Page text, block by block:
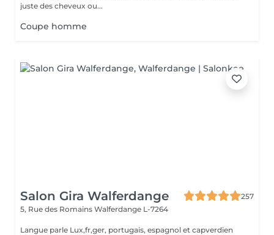
juste des cheveux ou...
Coupe homme
Salon Gira Walferdange
257
5, Rue des Romains Walferdange L-7264
Langue parle Lux,fr,ger, portugais, espagnol et capverdien